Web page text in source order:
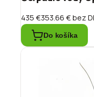
435 €353.66 €bez
Do košíka